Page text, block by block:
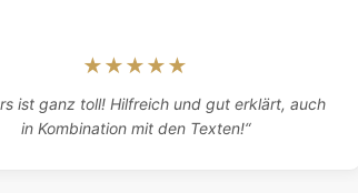
★★★★★
ist ganz toll! Hilfreich und gut erklärt, auch
in Kombination mit den Texten!“